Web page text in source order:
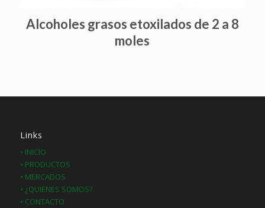
Alcoholes grasos etoxilados de 2 a 8
moles
Links
• INICIO
• PRODUCTOS
• MERCADOS
• ¿QUIENES SOMOS?
• CONTACTO